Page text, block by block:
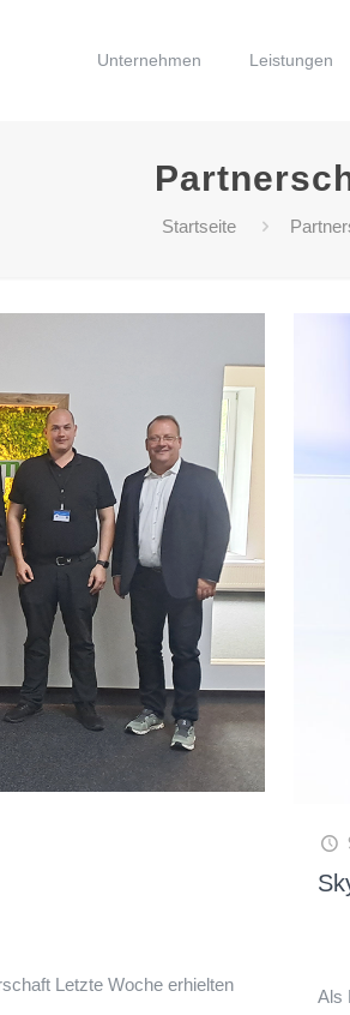
Unternehmen Leistungen
Startseite
Letzte Woche erhielten
Als